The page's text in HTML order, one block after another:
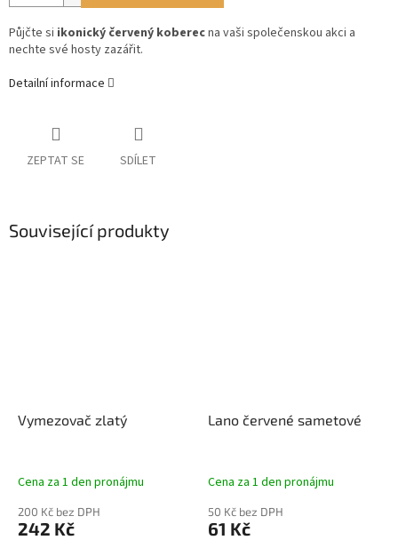
Půjčte si ikonický červený koberecna vaši společenskou akci a
nechte své hosty zazářit.
Detailní informace
ZEPTAT SE SDÍLET
Související produkty
Vymezovač zlatý
Cena za 1 den pronájmu
200 Kč bez DPH
242 Kč
Lano červené sametové
Cena za 1 den pronájmu
50 Kč bez DPH
61 Kč